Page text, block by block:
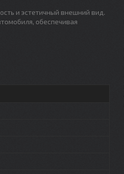
и эстетичный внешний вид.
обеспечивая